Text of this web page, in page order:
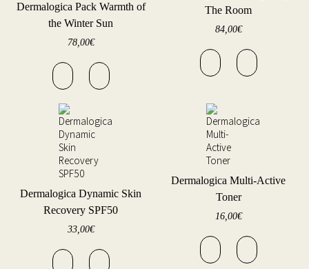
Dermalogica Pack Warmth of
the Winter Sun
78,00€
The Room
84,00€
Dermalogica Dynamic Skin
Recovery SPF50
33,00€
Dermalogica Multi-Active
Toner
16,00€